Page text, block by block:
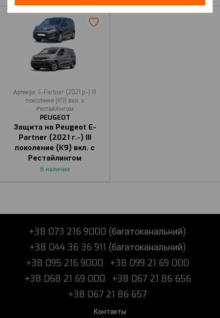
Артикул: E-Partner (2021 р.-) III
покоління (K9) вкл. з
Рестайлінгом
PEUGEOT
Защита на Peugeot E-
Partner (2021 г.-) III
поколение (K9) вкл. с
Рестайлингом
В наличии
+38 073 216 9000 (багатоканальний)
+38 044 36 36 911 (багатоканальний)
+38 095 216 9000
+38 099 21 69 000
+38 068 21 69 000
+38 067 21 86 656
+38 067 21 86 657
Контакты